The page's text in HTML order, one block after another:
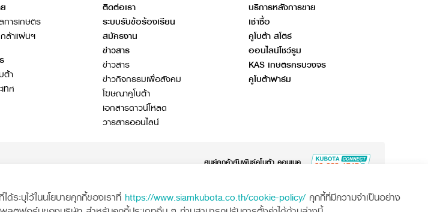
ะบุไว้ในนโยบายคุกกี้ของเราที่ https://www.siamkubota.co.th/cookie-policy/คุกกี้ที่มีความจำเป็นอย่าง
การเกษตร
ล้าแผ่นฯ
ต้า
ทศ
ติดต่อเรา
ระบบรับข้อร้องเรียน
สมัครงาน
ข่าวสาร
ข่าวสาร
ข่าวกิจกรรมเพื่อสังคม
โฆษณาคูโบต้า
เอกสารดาวน์โหลด
วารสารออนไลน์
บริการหลังการขาย
เช่าซื้อ
คูโบต้า สโตร์
ออนไลน์โชว์รูม
KAS เกษตรครบวงจร
คูโบต้าฟาร์ม
ศูนย์ลูกค้าสัมพันธ์คูโบต้า คอนเนค
นโยบายคุ้มครองข้อมูลส่วนบุคคล นโยบายความเป็นส่วนตัว